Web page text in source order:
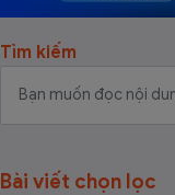
Tìm kiếm
Bài viết chọn lọc